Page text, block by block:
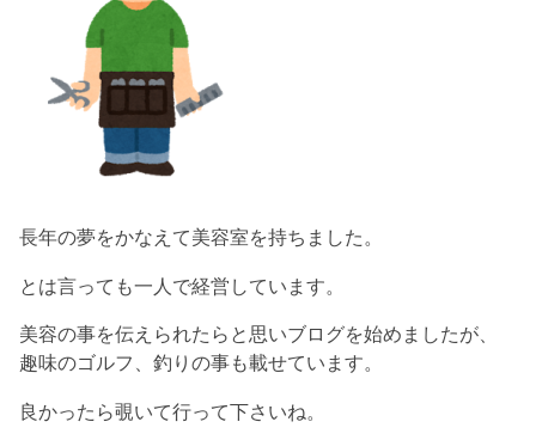
長年の夢をかなえて美容室を持ちました。
とは言っても一人で経営しています。
美容の事を伝えられたらと思いブログを始めましたが、
趣味のゴルフ、釣りの事も載せています。
良かったら覗いて行って下さいね。